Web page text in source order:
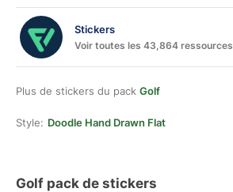
Stickers
Voir toutes les 43,864 ressources
Plus de stickers du pack Golf
Style: Doodle Hand Drawn Flat
Golf pack de stickers